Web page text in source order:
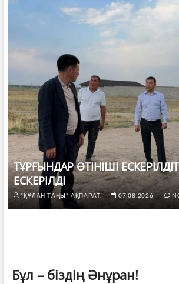
ТҰРҒЫНДАР ӨТІНІШІ
ЕСКЕРІЛДІ
"ҚҰЛАН ТАҢЫ" АҚПАРАТ. 07.08.2026
Бұл – біздің Әнұран!